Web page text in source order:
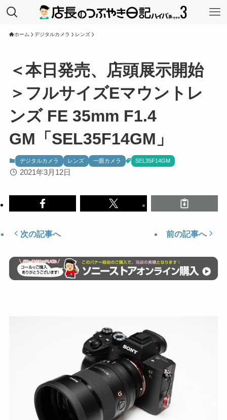
ホーム デジタルカメラ レンズ
＜本日発売、店頭展示開始
＞フルサイズEマウントレ
ンズ FE 35mm F1.4
GM「SEL35F14GM」
デジタルカメラ レンズ 一眼カメラ SEL35F14GM
2021年3月12日
次の記事へ 前の記事へ